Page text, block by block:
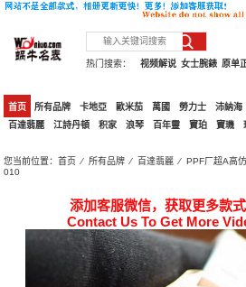
热门搜索： 原单
女士腕錶
视频解说
首页 所有品牌 卡地亞 歐米茄 萬國 勞力士 沛納海
百達翡麗
江詩丹頓 积家 浪琴 百年靈 寶珀 寶璣
您当前位置：首页 ⁄所有品牌 ⁄ 百達翡麗 ⁄ PPF厂超A高
010
添加客服微信，获取更多款式
Contact Us To Get More